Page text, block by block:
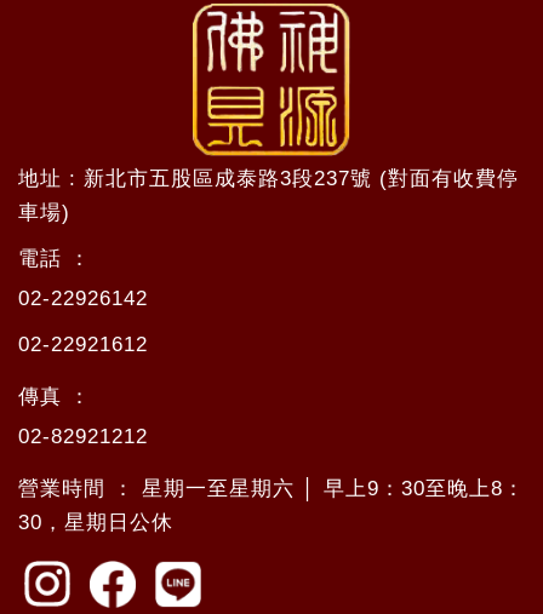
地址 : 新北市五股區成泰路3段237號 (對面有收費停
車場)
電話 ：
02-22926142
02-22921612
傳真 ：
02-82921212
營業時間 ： 星期一至星期六 │ 早上9：30至晚上8：
30，星期日公休